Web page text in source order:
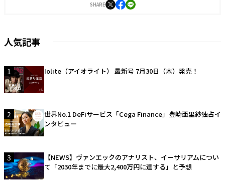
SHARE
人気記事
1 Iolite（アイオライト） 最新号 7月30日（木）発売！
2
世界No.1 DeFiサービス「Cega Finance」豊崎亜里紗独占イ
ンタビュー
3
【NEWS】ヴァンエックのアナリスト、イーサリアムについ
て「2030年までに最大2,400万円に達する」と予想